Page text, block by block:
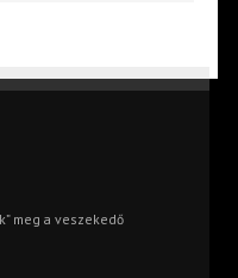
meg a veszekedő